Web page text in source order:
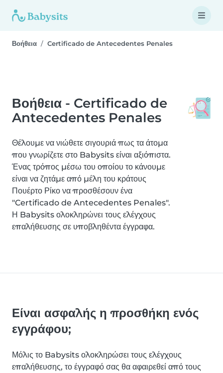
Βοήθεια Certificado de Antecedentes Penales
Βοήθεια - Certificado de
Antecedentes Penales
Θέλουμε να νιώθετε σιγουριά πως τα άτομα
που γνωρίζετε στο Babysits είναι αξιόπιστα.
Ένας τρόπος μέσω του οποίου το κάνουμε
είναι να ζητάμε από μέλη του κράτους
Πουέρτο Ρίκο να προσθέσουν ένα
"Certificado de Antecedentes Penales".
Η Babysits ολοκληρώνει τους ελέγχους
επαλήθευσης σε υποβληθέντα έγγραφα.
Είναι ασφαλής η προσθήκη ενός
εγγράφου;
Μόλις το Babysits ολοκληρώσει τους ελέγχους
επαλήθευσης, το έγγραφό σας θα αφαιρεθεί από τους